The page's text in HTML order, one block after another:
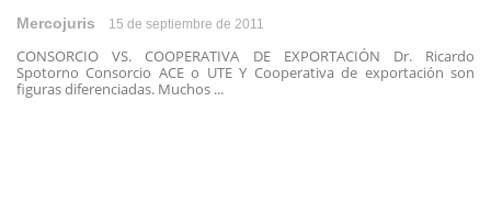
Mercojuris 15 de septiembre de 2011
CONSORCIO VS. COOPERATIVA DE EXPORTACIÓN Dr. Ricardo
Spotorno Consorcio ACE o UTE Y Cooperativa de exportación son
figuras diferenciadas. Muchos ...